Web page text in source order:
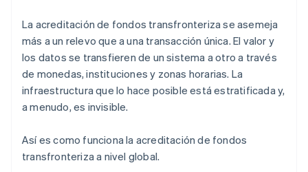
La acreditación de fondos transfronteriza se asemeja
más a un relevo que a una transacción única. El valor y
los datos se transfieren de un sistema a otro a través
de monedas, instituciones y zonas horarias. La
infraestructura que lo hace posible está estratificada y,
a menudo, es invisible.
Así es como funciona la acreditación de fondos
transfronteriza a nivel global.